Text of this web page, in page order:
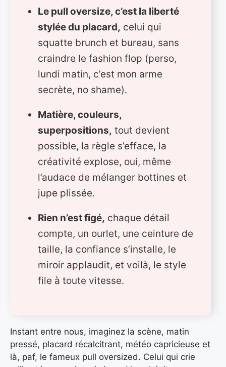
Le pull oversize, c’est la liberté
stylée du placard, celui qui
squatte brunch et bureau, sans
craindre le fashion flop (perso,
lundi matin, c’est mon arme
secrète, no shame).
Matière, couleurs,
superpositions, tout devient
possible, la règle s’efface, la
créativité explose, oui, même
l’audace de mélanger bottines et
jupe plissée.
Rien n’est figé, chaque détail
compte, un ourlet, une ceinture de
taille, la confiance s’installe, le
miroir applaudit, et voilà, le style
file à toute vitesse.
Instant entre nous, imaginez la scène, matin
pressé, placard récalcitrant, météo capricieuse et
là, paf, le fameux pull oversized. Celui qui crie